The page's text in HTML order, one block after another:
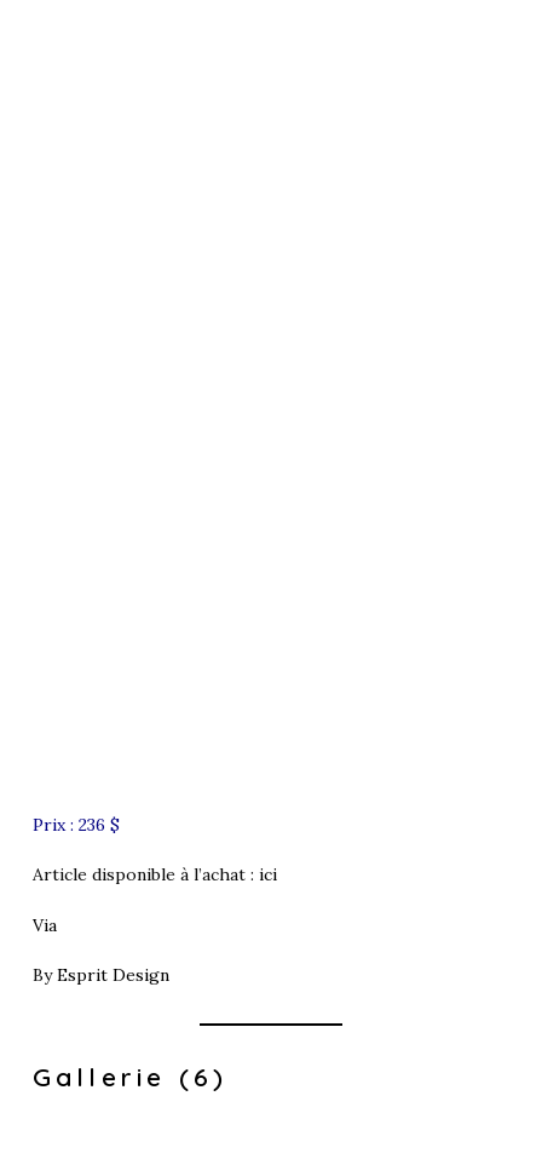
Prix : 236 $
Article disponible à l’achat : ici
Via
ByEsprit Design
Gallerie (6)